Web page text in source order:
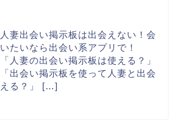
人妻出会い掲示板は出会えない！会
いたいなら出会い系アプリで！
「人妻の出会い掲示板は使える？」
「出会い掲示板を使って人妻と出会
える？」 […]